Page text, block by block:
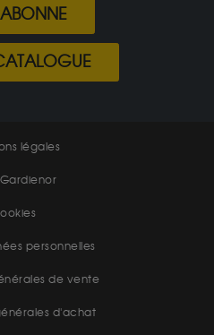
légales
personnelles
de vente
d'achat